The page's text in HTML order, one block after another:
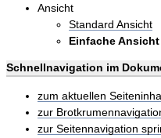
Ansicht
Standard Ansicht
Einfache Ansicht
Schnellnavigation im
zum aktuellen
zur
zur Seitennavigation